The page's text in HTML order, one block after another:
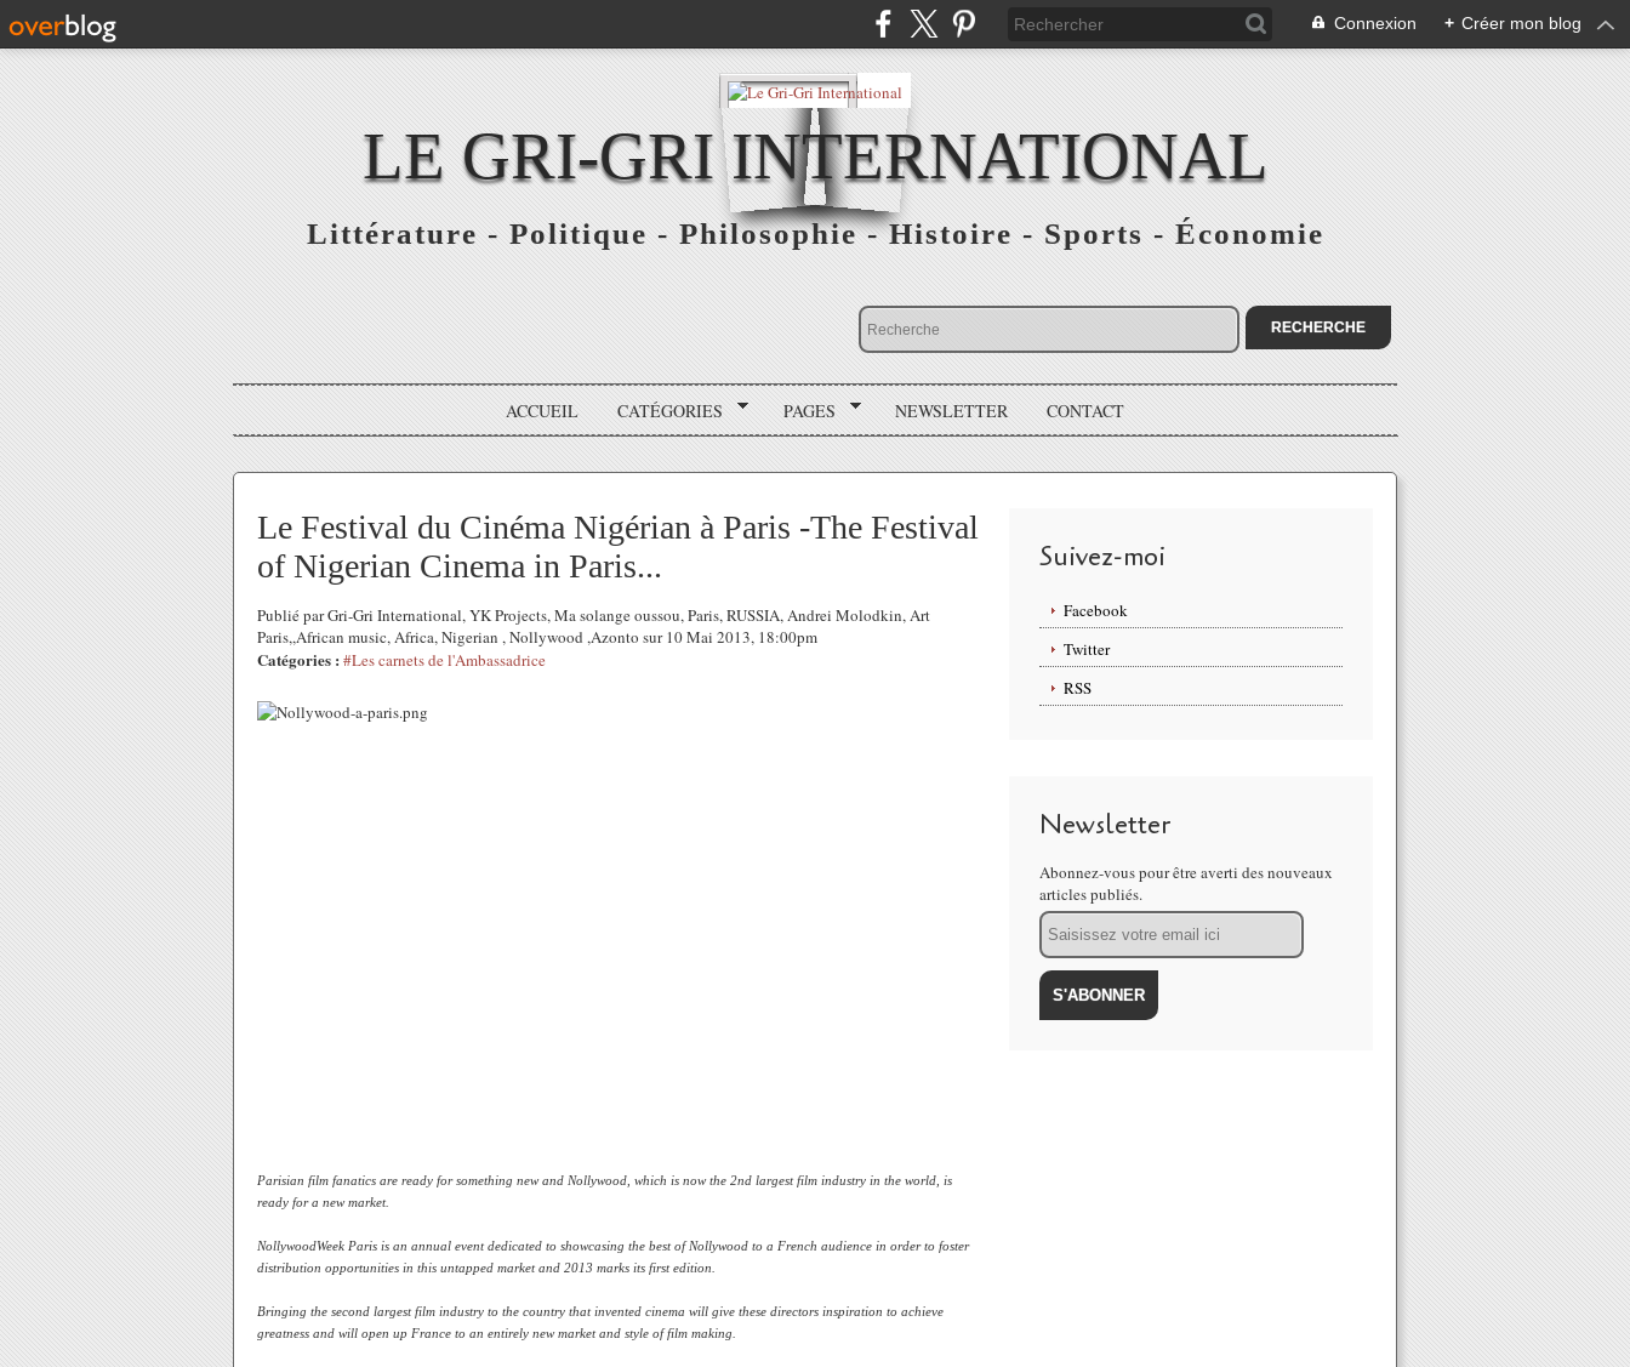
Connexion + Créer mon blog
LE GRI-GRI INTERNATIONAL
Littérature - Politique - Philosophie - Histoire - Sports - Économie
ACCUEIL CATÉGORIES PAGES NEWSLETTER CONTACT
Le Festival du Cinéma Nigérian à Paris -The Festival
of Nigerian Cinema in Paris...
Publié par Gri-Gri International, YK Projects, Ma solange oussou, Paris, RUSSIA, Andrei Molodkin, Art
Paris,,African music, Africa, Nigerian , Nollywood ,Azonto sur 10 Mai 2013, 18:00pm
Catégories : #Les carnets de l'Ambassadrice
Parisian film fanatics are ready for something new and Nollywood, which is now the 2nd largest film industry in the world, is
ready for a new market.
NollywoodWeek Paris is an annual event dedicated to showcasing the best of Nollywood to a French audience in order to foster
distribution opportunities in this untapped market and 2013 marks its first edition.
Bringing the second largest film industry to the country that invented cinema will give these directors inspiration to achieve
greatness and will open up France to an entirely new market and style of film making.
Suivez-moi
Facebook
Twitter
RSS
Newsletter
Abonnez-vous pour être averti des nouveaux
articles publiés.
Email